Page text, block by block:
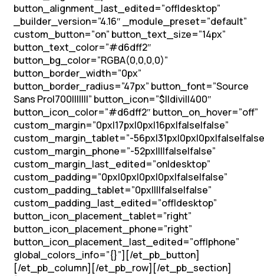
button_alignment_last_edited=”off|desktop”
_builder_version=”4.16″ _module_preset=”default”
custom_button=”on” button_text_size=”14px”
button_text_color=”#d6dff2″
button_bg_color=”RGBA(0,0,0,0)”
button_border_width=”0px”
button_border_radius=”47px” button_font=”Source
Sans Pro|700|||||||” button_icon=”$||divi||400″
button_icon_color=”#d6dff2″ button_on_hover=”off”
custom_margin=”0px|17px|0px|16px|false|false”
custom_margin_tablet=”-
custom_margin_phone=”-52px||||false|false”
custom_margin_last_edited=”on|desktop”
custom_padding=”0px|0px|0px|0px|false|false”
custom_padding_tablet=”0px||||false|false”
custom_padding_last_edited=”off|desktop”
button_icon_placement_tablet=”right”
button_icon_placement_phone=”right”
button_icon_placement_last_edited=”off|phone”
global_colors_info=”{}”][/et_pb_button]
[/et_pb_column][/et_pb_row][/et_pb_section]